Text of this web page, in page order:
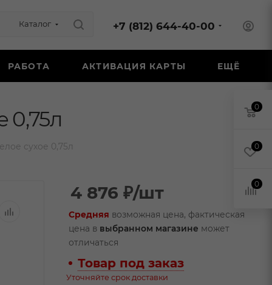
Каталог +7 (812) 644-40-00
РАБОТА АКТИВАЦИЯ КАРТЫ ЕЩЁ
0,75л
сухое 0,75л
4 876 ₽/шт
Средняя возможная цена, фактическая
цена в выбранном магазине может
отличаться
Товар под заказ
Уточняйте срок доставки
0
0
0